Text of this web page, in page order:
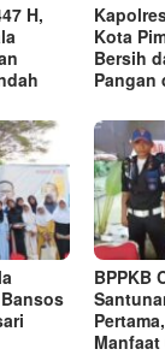
H,
Kota
Bersih
Pangan
BPPKB